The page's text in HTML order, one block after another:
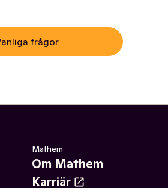
frågor
Mathem
Om Mathem
Karriär